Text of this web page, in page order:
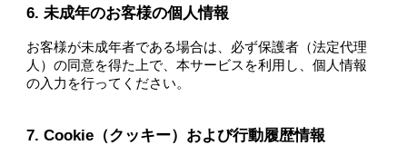
6. 未成年のお客様の個人情報
お客様が未成年者である場合は、必ず保護者（法定代理
人）の同意を得た上で、本サービスを利用し、個人情報
の入力を行ってください。
7. Cookie（クッキー）および行動履歴情報